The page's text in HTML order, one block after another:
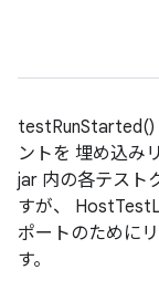
testRunStarted()
ントを 埋め込み
jar 内の各テスト
すが、
ポートのために
す。